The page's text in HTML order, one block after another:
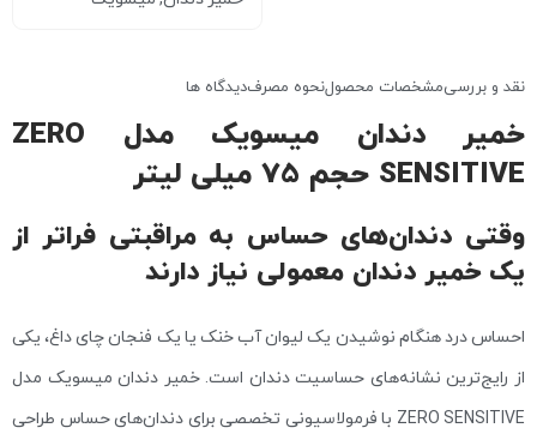
نقد و بررسیمشخصات محصولنحوه مصرفدیدگاه ها
خمیر دندان میسویک مدل ZERO
SENSITIVE حجم 75 میلی لیتر
وقتی دندان‌های حساس به مراقبتی فراتر از
یک خمیر دندان معمولی نیاز دارند
احساس درد هنگام نوشیدن یک لیوان آب خنک یا یک فنجان چای داغ، یکی
از رایج‌ترین نشانه‌های حساسیت دندان است. خمیر دندان میسویک مدل
ZERO SENSITIVE با فرمولاسیونی تخصصی برای دندان‌های حساس طراحی